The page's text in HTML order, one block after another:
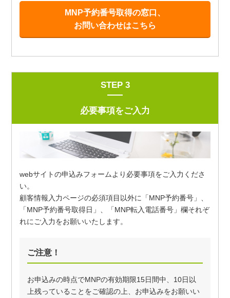
MNP予約番号取得の窓口、
お問い合わせはこちら
STEP 3
必要事項をご入力
webサイトの申込みフォーム より必要事項をご入力くださ
い。
顧客情報入力ページの必須項目以外に「MNP予約番号」、
「MNP予約番号取得日」、「MNP転入電話番号」欄それぞ
れにご入力をお願いいたします。
ご注意！
お申込みの時点でMNPの有効期限15日間中、10日以
上残っていることをご確認の上、お申込みをお願いい